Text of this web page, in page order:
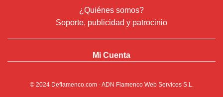
¿Quiénes somos?
Soporte, publicidad y patrocinio
Mi Cuenta
© 2024 Deflamenco.com- ADN Flamenco Web Services S.L.